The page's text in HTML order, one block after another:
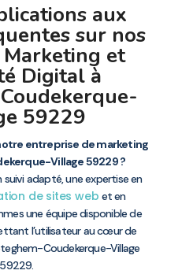
aux
sur nos
et
Digital à
59229
entreprise de marketing
Village 59229 ?
suivi adapté, une expertise en
de sites web et en
une équipe disponible de
l’utilisateur au cœur de
Coudekerque-Village
59229.